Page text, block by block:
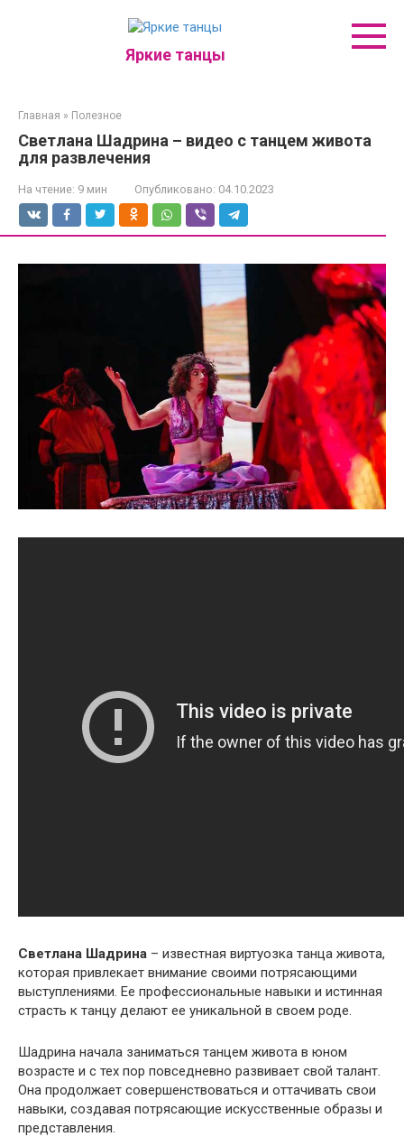
Яркие танцы
Главная » Полезное
Светлана Шадрина – видео с танцем живота
для развлечения
На чтение: 9 мин Опубликовано: 04.10.2023
Светлана Шадрина – известная виртуозка танца живота,
которая привлекает внимание своими потрясающими
выступлениями. Ее профессиональные навыки и истинная
страсть к танцу делают ее уникальной в своем роде.
Шадрина начала заниматься танцем живота в юном
возрасте и с тех пор повседневно развивает свой талант.
Она продолжает совершенствоваться и оттачивать свои
навыки, создавая потрясающие искусственные образы и
представления.